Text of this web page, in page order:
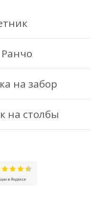
на забор
на столбы